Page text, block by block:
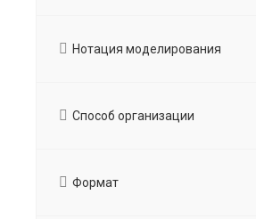
Нотация моделирования
Способ организации
Формат